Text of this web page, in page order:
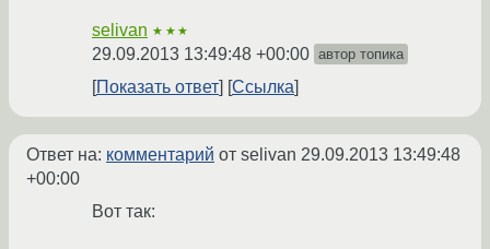
selivan ★★★
29.09.2013 13:49:48 +00:00 автор топика
Показать ответ Ссылка
Ответ на: комментарий от selivan 29.09.2013 13:49:48
+00:00
Вот так: